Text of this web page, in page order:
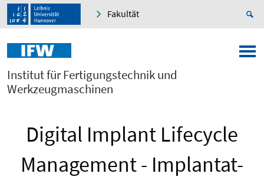
Fakultät
Institut für Fertigungstechnik und
Werkzeugmaschinen
Digital Implant Lifecycle
Management - Implantat-